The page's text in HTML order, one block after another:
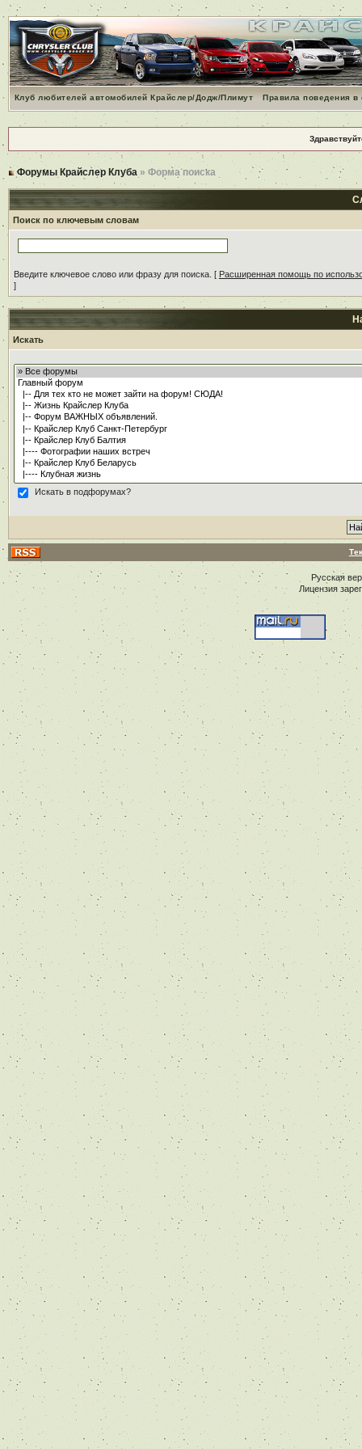
Клуб любителей автомобилей Крайслер/Додж/Плимут Правила поведения
Форумы Крайслер Клуба » Форма поиска
Поиск по ключевым словам
Введите ключевое слово или фразу для поиска. [ Расширенная помощь по
]
Искать
Искать в подфорумах?
Русская
Лицензия